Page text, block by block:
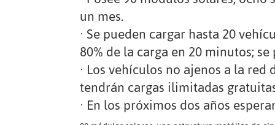
un mes.
· Se pueden cargar hasta 20
80% de la carga en 20 minutos;
· Los vehículos no ajenos a la
tendrán cargas ilimitadas
· En los próximos dos años